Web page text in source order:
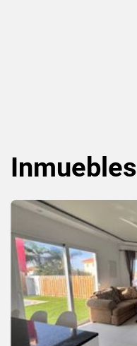
Inmuebles